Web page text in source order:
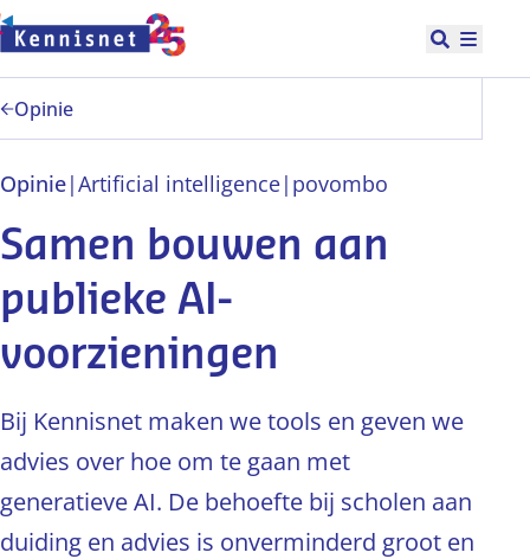
Doorgaan naar hoofdinhoud
Open
Opinie
Opinie|Artificial intelligence| povombo
Samen bouwen aan
publieke AI-
voorzieningen
Bij Kennisnet maken we tools en geven we
advies over hoe om te gaan met
generatieve AI. De behoefte bij scholen aan
duiding en advies is onverminderd groot en